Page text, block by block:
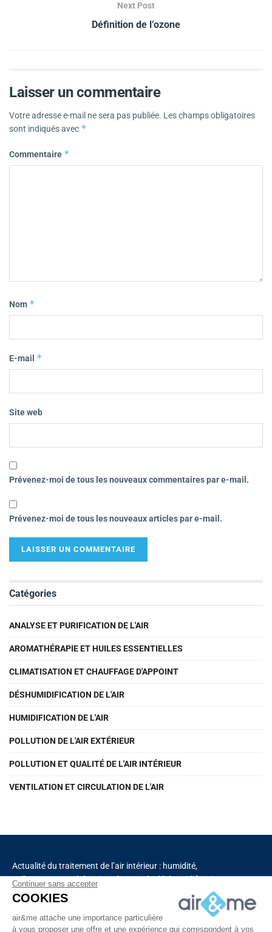
Next Post
Définition de l’ozone
Laisser un commentaire
Votre adresse e-mail ne sera pas publiée. Les champs obligatoires
sont indiqués avec *
Commentaire *
Nom *
E-mail *
Site web
Prévenez-moi de tous les nouveaux commentaires par e-mail.
Prévenez-moi de tous les nouveaux articles par e-mail.
Catégories
ANALYSE ET PURIFICATION DE L'AIR
AROMATHÉRAPIE ET HUILES ESSENTIELLES
CLIMATISATION ET CHAUFFAGE D'APPOINT
DÉSHUMIDIFICATION DE L'AIR
HUMIDIFICATION DE L'AIR
POLLUTION DE L'AIR EXTÉRIEUR
POLLUTION ET QUALITÉ DE L'AIR INTÉRIEUR
VENTILATION ET CIRCULATION DE L'AIR
Actualité du traitement de l’air intérieur : humidité,
pollution, aromathérapie, solutions de déshumidification
et de purification de l’air, chauffage, ventilation,
Continuer sans accepter
COOKIES
air&me attache une importance particulière
à vous proposer une offre et une expérience qui correspondent à vos